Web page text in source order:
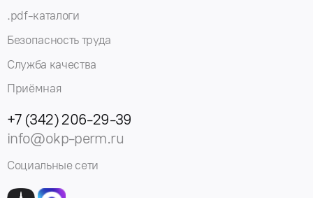
.pdf-каталоги
Безопасность труда
Служба качества
Приёмная
+7 (342) 206-29-39
info@okp-perm.ru
Социальные сети